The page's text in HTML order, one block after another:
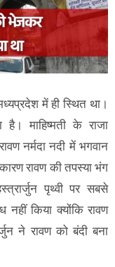
में ही स्थित था।
माहिष्मती के राजा
नर्मदा नदी में भगवान
रावण की तपस्या भंग
पृथ्वी पर सबसे
किया क्योंकि रावण
ने रावण को बंदी बना